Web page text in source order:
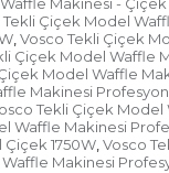
Makinesi -
Tekli Çiçek Model
, Vosco Tekli Çiçek
Çiçek Model Waffle
Model Waffle
Makinesi
Tekli Çiçek
Waffle Makinesi
1750W, Vosco
Makinesi